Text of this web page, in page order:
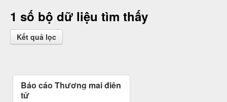
1 số bộ dữ liệu tìm thấy
Kết quả lọc
Báo cáo Thương mại điện
tử